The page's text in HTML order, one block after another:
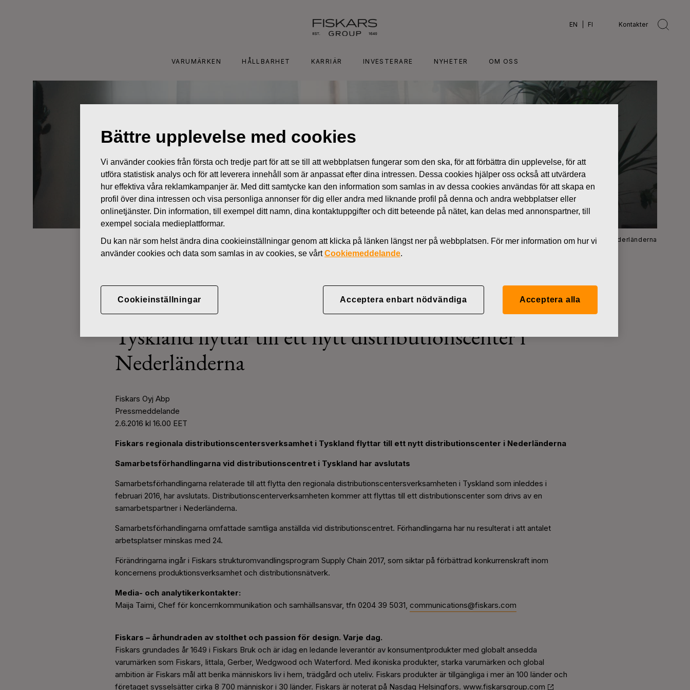
EN FI Kontakter
VARUMÄRKEN HÅLLBARHET KARRIÄR INVESTERARE NYHETER OM OSS
Nyheter Fiskars regionala distributionscentersverksamhet i Tyskland flyttar till ett nytt distributionscenter i Nederländerna
Fiskars regionala distributionscentersverksamhet i
Tyskland flyttar till ett nytt distributionscenter i
Nederländerna
Fiskars Oyj Abp
Pressmeddelande
2.6.2016 kl 16.00 EET
Fiskars regionala distributionscentersverksamhet i Tyskland flyttar till ett nytt distributionscenter i Nederländerna
Samarbetsförhandlingarna vid distributionscentret i Tyskland har avslutats
Samarbetsförhandlingarna relaterade till att flytta den regionala distributionscentersverksamheten i Tyskland som inleddes i
februari 2016, har avslutats. Distributionscenterverksamheten kommer att flyttas till ett distributionscenter som drivs av en
samarbetspartner i Nederländerna.
Samarbetsförhandlingarna omfattade samtliga anställda vid distributionscentret. Förhandlingarna har nu resulterat i att antalet
arbetsplatser minskas med 24.
Förändringarna ingår i Fiskars strukturomvandlingsprogram Supply Chain 2017, som siktar på förbättrad konkurrenskraft inom
koncernens produktionsverksamhet och distributionsnätverk.
Media- och analytikerkontakter:
Maija Taimi, Chef för koncernkommunikation och samhällsansvar, tfn 0204 39 5031, communications@fiskars.com
Fiskars – århundraden av stolthet och passion för design. Varje dag.
Fiskars grundades år 1649 i Fiskars Bruk och är idag en ledande leverantör av konsumentprodukter med globalt ansedda
varumärken som Fiskars, Iittala, Gerber, Wedgwood och Waterford. Med ikoniska produkter, starka varumärken och global
ambition är Fiskars mål att berika människors liv i hem, trädgård och uteliv. Fiskars produkter är tillgängliga i mer än 100 länder och
företaget sysselsätter cirka 8 700 människor i 30 länder. Fiskars är noterat på Nasdaq Helsingfors. www.fiskarsgroup.com
Bättre upplevelse med cookies
Vi använder cookies från första och tredje part för att se till att webbplatsen fungerar som den ska, för att förbättra din upplevelse, för att
utföra statistisk analys och för att leverera innehåll som är anpassat efter dina intressen. Dessa cookies hjälper oss också att utvärdera
hur effektiva våra reklamkampanjer är. Med ditt samtycke kan den information som samlas in av dessa cookies användas för att skapa en
profil över dina intressen och visa personliga annonser för dig eller andra med liknande profil på denna och andra webbplatser eller
onlinetjänster. Din information, till exempel ditt namn, dina kontaktuppgifter och ditt beteende på nätet, kan delas med annonspartner, till
exempel sociala medieplattformar.
Du kan när som helst ändra dina cookieinställningar genom att klicka på länken längst ner på webbplatsen. För mer information om hur vi
använder cookies och data som samlas in av cookies, se vårtCookiemeddelande.
Cookieinställningar Acceptera enbart nödvändiga Acceptera alla